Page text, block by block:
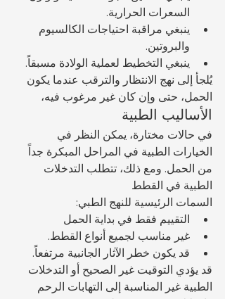
السعرات الحرارية.
ينبغي مراقبة احتياجات الكالسيوم
والبروتين.
ينبغي التخطيط لعملية الولادة مسبقاً.
يُلجأ إلى نهج الانتظار والترقب عندما يكون
الحمل، حتى وإن كان غير مرغوب فيه،
الأساليب الطبية
في حالات مختارة، يمكن النظر في
الخيارات الطبية في المراحل المبكرة جداً
من الحمل. ومع ذلك، تتطلب التدخلات
الطبية في القطط
السمات الرئيسية للنهج الطبي:
التقييم فقط في بداية الحمل
غير مناسب لجميع أنواع القطط.
قد يكون خطر الآثار الجانبية مرتفعاً.
قد يؤدي التوقيت غير الصحيح أو التدخلات
الطبية غير المناسبة إلى التهابات الرحم